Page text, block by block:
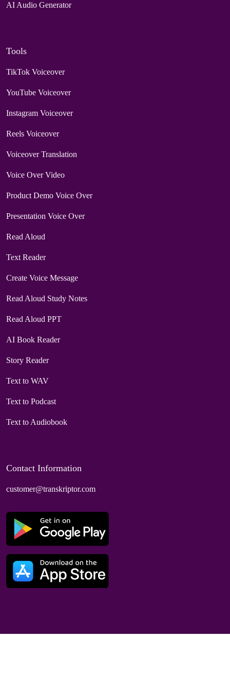
AI Audio Generator
Tools
TikTok Voiceover
YouTube Voiceover
Instagram Voiceover
Reels Voiceover
Voiceover Translation
Voice Over Video
Product Demo Voice Over
Presentation Voice Over
Read Aloud
Text Reader
Create Voice Message
Read Aloud Study Notes
Read Aloud PPT
AI Book Reader
Story Reader
Text to WAV
Text to Podcast
Text to Audiobook
Contact Information
customer@transkriptor.com